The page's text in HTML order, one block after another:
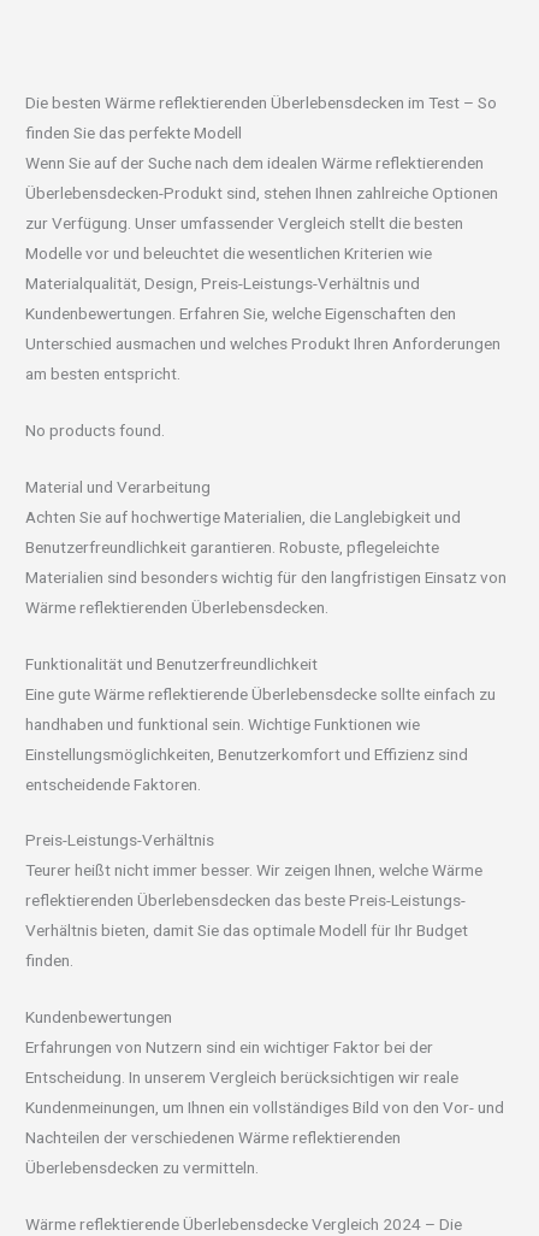
Die besten Wärme reflektierenden Überlebensdecken im Test – So
finden Sie das perfekte Modell
Wenn Sie auf der Suche nach dem idealen Wärme reflektierenden
Überlebensdecken-Produkt sind, stehen Ihnen zahlreiche Optionen
zur Verfügung. Unser umfassender Vergleich stellt die besten
Modelle vor und beleuchtet die wesentlichen Kriterien wie
Materialqualität, Design, Preis-Leistungs-Verhältnis und
Kundenbewertungen. Erfahren Sie, welche Eigenschaften den
Unterschied ausmachen und welches Produkt Ihren Anforderungen
am besten entspricht.
No products found.
Material und Verarbeitung
Achten Sie auf hochwertige Materialien, die Langlebigkeit und
Benutzerfreundlichkeit garantieren. Robuste, pflegeleichte
Materialien sind besonders wichtig für den langfristigen Einsatz von
Wärme reflektierenden Überlebensdecken.
Funktionalität und Benutzerfreundlichkeit
Eine gute Wärme reflektierende Überlebensdecke sollte einfach zu
handhaben und funktional sein. Wichtige Funktionen wie
Einstellungsmöglichkeiten, Benutzerkomfort und Effizienz sind
entscheidende Faktoren.
Preis-Leistungs-Verhältnis
Teurer heißt nicht immer besser. Wir zeigen Ihnen, welche Wärme
reflektierenden Überlebensdecken das beste Preis-Leistungs-
Verhältnis bieten, damit Sie das optimale Modell für Ihr Budget
finden.
Kundenbewertungen
Erfahrungen von Nutzern sind ein wichtiger Faktor bei der
Entscheidung. In unserem Vergleich berücksichtigen wir reale
Kundenmeinungen, um Ihnen ein vollständiges Bild von den Vor- und
Nachteilen der verschiedenen Wärme reflektierenden
Überlebensdecken zu vermitteln.
Wärme reflektierende Überlebensdecke Vergleich 2024 – Die